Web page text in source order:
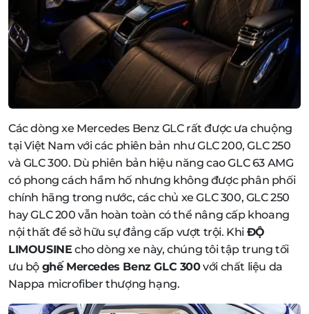
Các dòng xe Mercedes Benz GLC rất được ưa chuộng
tại Việt Nam với các phiên bản như GLC 200, GLC 250
và GLC 300. Dù phiên bản hiệu năng cao GLC 63 AMG
có phong cách hầm hố nhưng không được phân phối
chính hãng trong nước, các chủ xe GLC 300, GLC 250
hay GLC 200 vẫn hoàn toàn có thể nâng cấp khoang
nội thất để sở hữu sự đẳng cấp vượt trội. Khi ĐỘ
LIMOUSINE cho dòng xe này, chúng tôi tập trung tối
ưu bộ ghế Mercedes Benz GLC 300với chất liệu da
Nappa microfiber thượng hạng.